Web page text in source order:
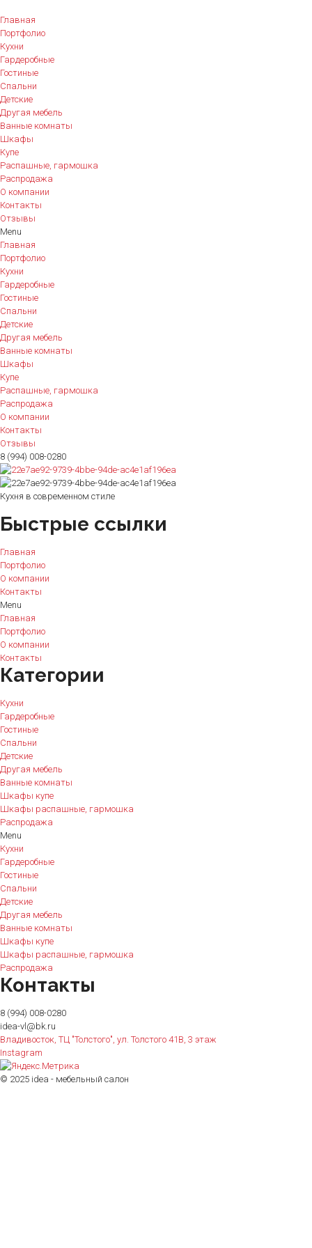
Главная
Портфолио
Кухни
Гардеробные
Гостиные
Спальни
Детские
Другая мебель
Ванные комнаты
Шкафы
Купе
Распашные, гармошка
Распродажа
О компании
Контакты
Отзывы
Menu
Главная
Портфолио
Кухни
Гардеробные
Гостиные
Спальни
Детские
Другая мебель
Ванные комнаты
Шкафы
Купе
Распашные, гармошка
Распродажа
О компании
Контакты
Отзывы
8 (994) 008-0280
Кухня в современном стиле
Быстрые ссылки
Главная
Портфолио
О компании
Контакты
Menu
Главная
Портфолио
О компании
Контакты
Категории
Кухни
Гардеробные
Гостиные
Спальни
Детские
Другая мебель
Ванные комнаты
Шкафы купе
Шкафы распашные, гармошка
Распродажа
Menu
Кухни
Гардеробные
Гостиные
Спальни
Детские
Другая мебель
Ванные комнаты
Шкафы купе
Шкафы распашные, гармошка
Распродажа
Контакты
8 (994) 008-0280
idea-vl@bk.ru
Владивосток, ТЦ "Толстого", ул. Толстого 41В, 3 этаж
Instagram
© 2025 idea - мебельный салон